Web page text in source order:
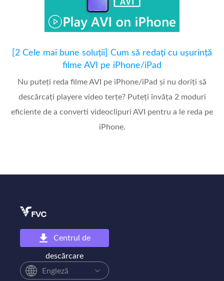
[2 Cele mai bune soluții] Cum să redați cu ușurință
filme AVI pe iPhone/iPad
Nu puteți reda filme AVI pe iPhone/iPad și nu doriți să
descărcați playere video terțe? Puteți învăța 2 moduri
eficiente de a converti videoclipuri AVI pentru a le reda pe
iPhone.
Centrul de
descărcare
Engleză